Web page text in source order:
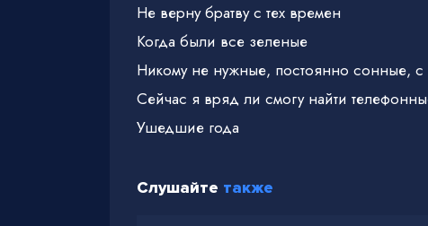
Не верну братву с тех времен
Когда были все зеленые
Никому не нужные, постоянно сонные, с
Сейчас я вряд ли смогу найти
Ушедшие года
Слушайте также